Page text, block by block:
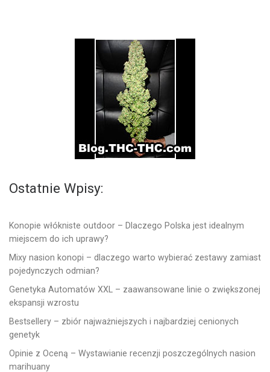
Ostatnie Wpisy:
Konopie włókniste outdoor – Dlaczego Polska jest idealnym
miejscem do ich uprawy?
Mixy nasion konopi – dlaczego warto wybierać zestawy zamiast
pojedynczych odmian?
Genetyka Automatów XXL – zaawansowane linie o zwiększonej
ekspansji wzrostu
Bestsellery – zbiór najważniejszych i najbardziej cenionych
genetyk
Opinie z Oceną – Wystawianie recenzji poszczególnych nasion
marihuany